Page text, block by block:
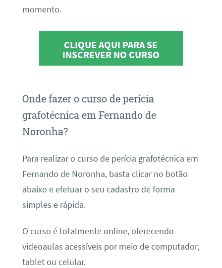
momento.
CLIQUE AQUI PARA SE
INSCREVER NO CURSO
Onde fazer o curso de perícia
grafotécnica em Fernando de
Noronha?
Para realizar o curso de perícia grafotécnica em
Fernando de Noronha, basta clicar no botão
abaixo e efetuar o seu cadastro de forma
simples e rápida.
O curso é totalmente online, oferecendo
videoaulas acessíveis por meio de computador,
tablet ou celular.